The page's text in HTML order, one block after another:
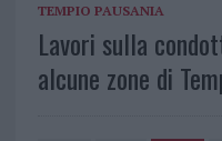
TEMPIO PAUSANIA
Lavori sulla
alcune zone di